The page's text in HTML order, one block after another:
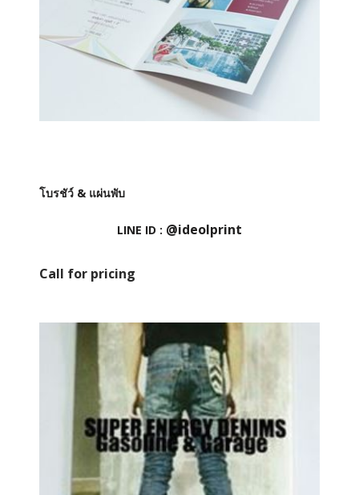
โบรชัว์ & แผ่นพับ
LINE ID : @ideolprint
Call for pricing